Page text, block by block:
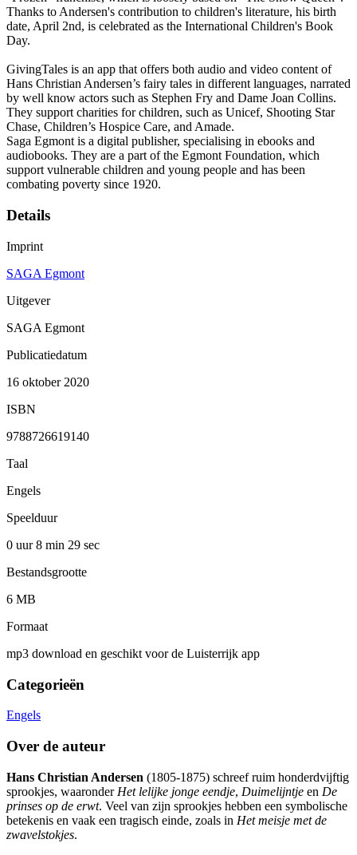
Thanks to Andersen's contribution to children's literature, his birth
date, April 2nd, is celebrated as the International Children's Book
Day.
GivingTales is an app that offers both audio and video content of
Hans Christian Andersen’s fairy tales in different languages, narrated
by well know actors such as Stephen Fry and Dame Joan Collins.
They support charities for children, such as Unicef, Shooting Star
Chase, Children’s Hospice Care, and Amade.
Saga Egmont is a digital publisher, specialising in ebooks and
audiobooks. They are a part of the Egmont Foundation, which
support vulnerable children and young people and has been
combating poverty since 1920.
Details
Imprint
SAGA Egmont
Uitgever
SAGA Egmont
Publicatiedatum
16 oktober 2020
ISBN
9788726619140
Taal
Engels
Speelduur
0 uur 8 min 29 sec
Bestandsgrootte
6 MB
Formaat
mp3 download en geschikt voor de Luisterrijk app
Categorieën
Engels
Over de auteur
Hans Christian Andersen (1805-1875) schreef ruim honderdvijftig
sprookjes, waaronder Het lelijke jonge eendje, Duimelijntje en De
prinses op de erwt. Veel van zijn sprookjes hebben een symbolische
betekenis en vaak een tragisch einde, zoals in Het meisje met de
zwavelstokjes.